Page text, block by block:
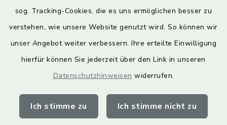
sog. Tracking-Cookies, die es uns ermöglichen besser zu
verstehen, wie unsere Website genutzt wird. So können wir
unser Angebot weiter verbessern. Ihre erteilte Einwilligung
hierfür können Sie jederzeit über den Link in unseren
Datenschutzhinweisen widerrufen.
Ich stimme zu Ich stimme nicht zu
Quicklinks
Landkreis Lichtenfels
geoPortal Lichtenfels